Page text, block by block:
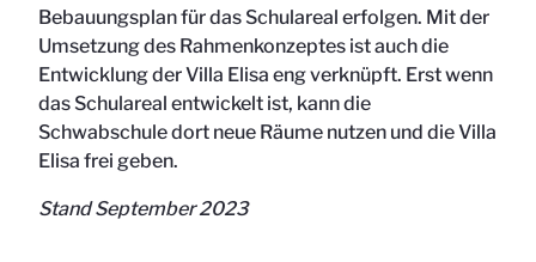
Bebauungsplan für das Schulareal erfolgen. Mit der
Umsetzung des Rahmenkonzeptes ist auch die
Entwicklung der Villa Elisa eng verknüpft. Erst wenn
das Schulareal entwickelt ist, kann die
Schwabschule dort neue Räume nutzen und die Villa
Elisa frei geben.
Stand September 2023